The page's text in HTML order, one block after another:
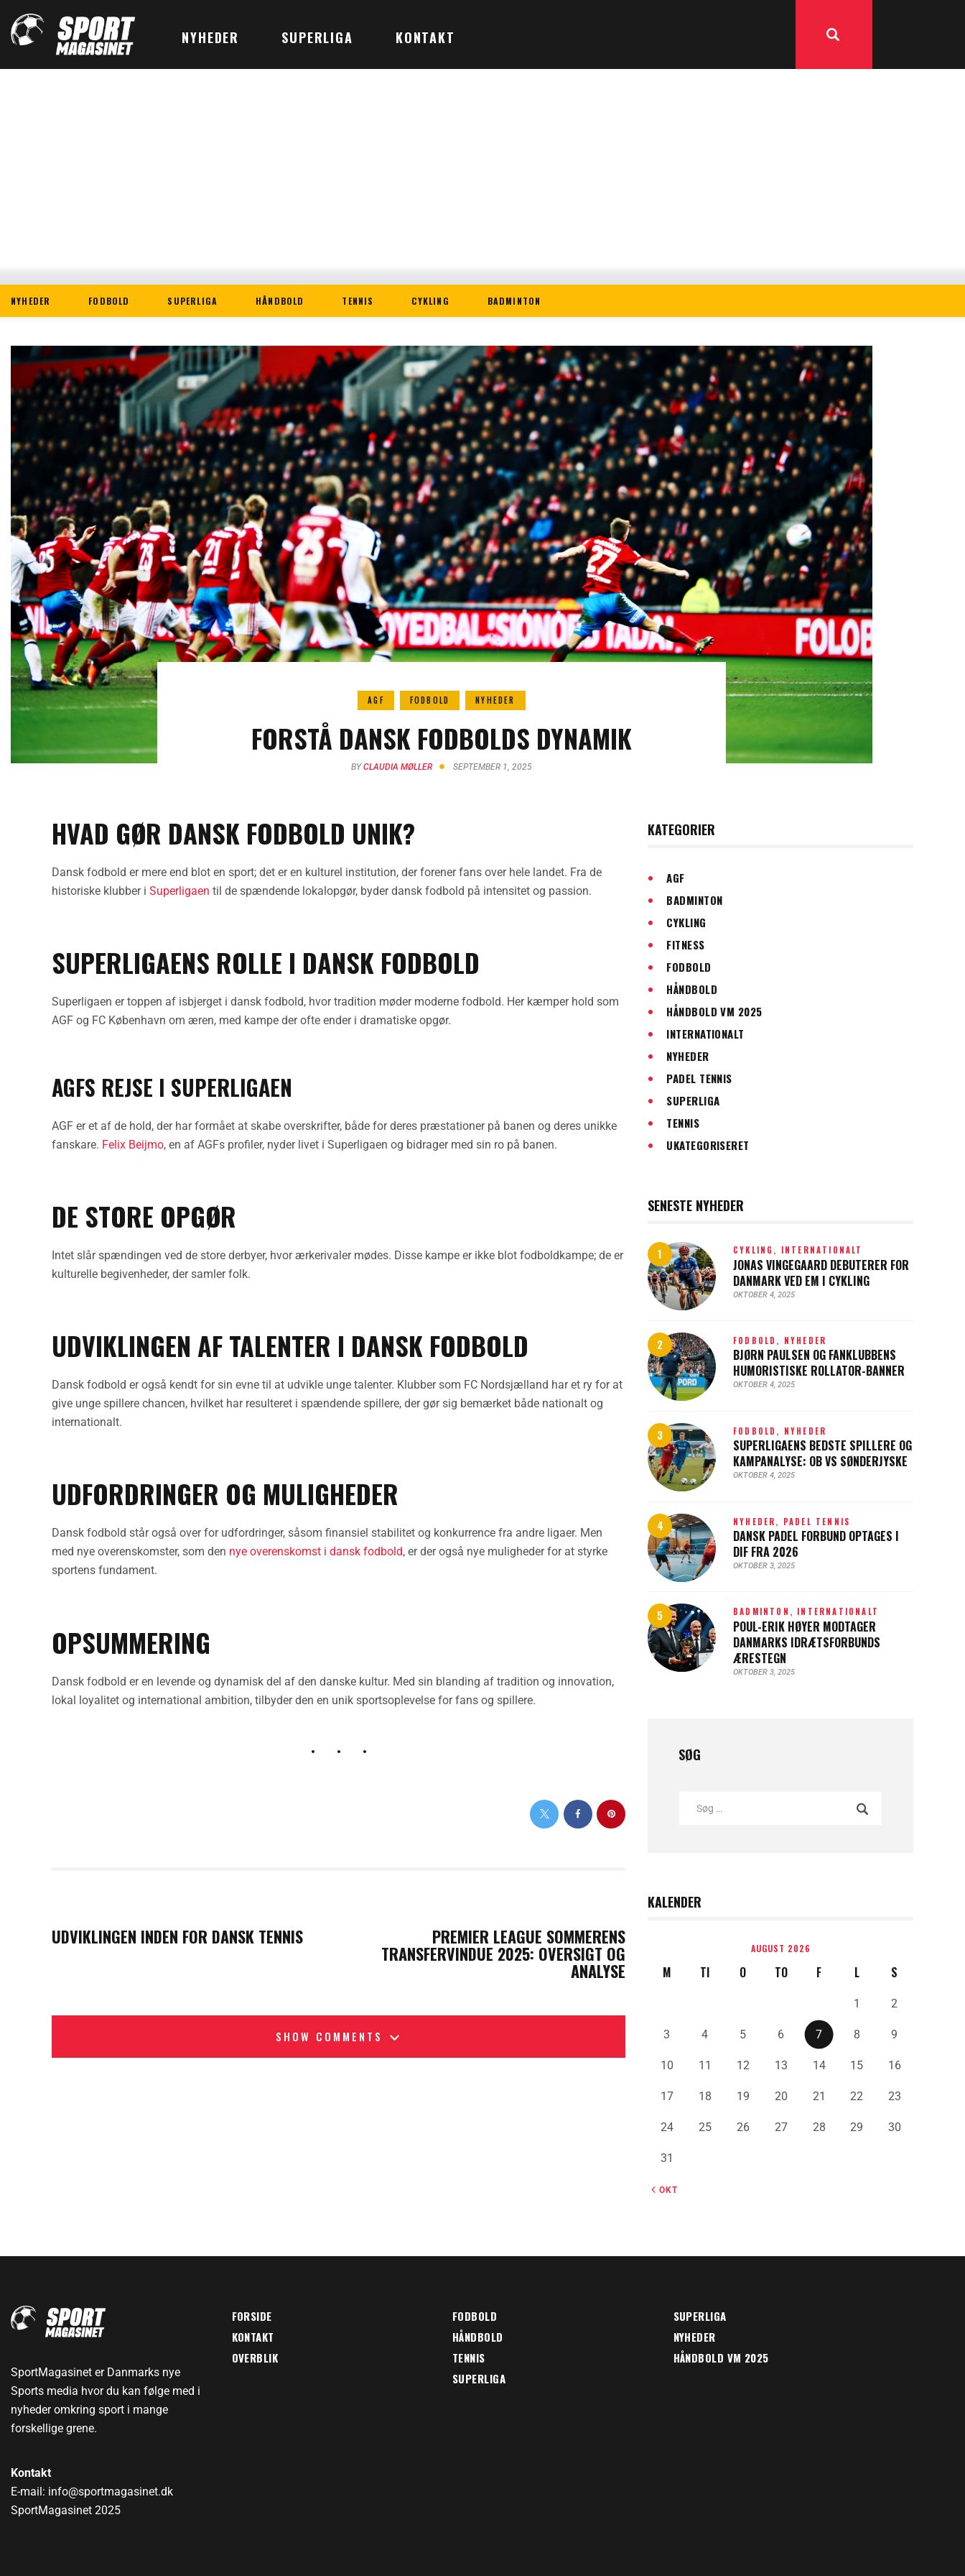
NYHEDER SUPERLIGA KONTAKT
NYHEDER FODBOLD SUPERLIGA HÅNDBOLD TENNIS CYKLING BADMINTON
AGF FODBOLD NYHEDER
FORSTÅ DANSK FODBOLDS DYNAMIK
BYCLAUDIA MØLLER SEPTEMBER 1, 2025
HVAD GØR DANSK FODBOLD UNIK?
Dansk fodbold er mere end blot en sport; det er en kulturel institution, der forener fans over hele landet. Fra de
historiske klubber i Superligaen til de spændende lokalopgør, byder dansk fodbold på intensitet og passion.
SUPERLIGAENS ROLLE I DANSK FODBOLD
Superligaen er toppen af isbjerget i dansk fodbold, hvor tradition møder moderne fodbold. Her kæmper hold som
AGF og FC København om æren, med kampe der ofte ender i dramatiske opgør.
AGFS REJSE I SUPERLIGAEN
AGF er et af de hold, der har formået at skabe overskrifter, både for deres præstationer på banen og deres unikke
fanskare. Felix Beijmo, en af AGFs profiler, nyder livet i Superligaen og bidrager med sin ro på banen.
DE STORE OPGØR
Intet slår spændingen ved de store derbyer, hvor ærkerivaler mødes. Disse kampe er ikke blot fodboldkampe; de er
kulturelle begivenheder, der samler folk.
UDVIKLINGEN AF TALENTER I DANSK FODBOLD
Dansk fodbold er også kendt for sin evne til at udvikle unge talenter. Klubber som FC Nordsjælland har et ry for at
give unge spillere chancen, hvilket har resulteret i spændende spillere, der gør sig bemærket både nationalt og
internationalt.
UDFORDRINGER OG MULIGHEDER
Dansk fodbold står også over for udfordringer, såsom finansiel stabilitet og konkurrence fra andre ligaer. Men
med nye overenskomster, som den nye overenskomst i dansk fodbold, er der også nye muligheder for at styrke
sportens fundament.
OPSUMMERING
Dansk fodbold er en levende og dynamisk del af den danske kultur. Med sin blanding af tradition og innovation,
lokal loyalitet og international ambition, tilbyder den en unik sportsoplevelse for fans og spillere.
UDVIKLINGEN INDEN FOR DANSK TENNIS PREMIER LEAGUE SOMMERENS
TRANSFERVINDUE 2025: OVERSIGT OG
ANALYSE
SHOW COMMENTS
KATEGORIER
AGF
BADMINTON
CYKLING
FITNESS
FODBOLD
HÅNDBOLD
HÅNDBOLD VM 2025
INTERNATIONALT
NYHEDER
PADEL TENNIS
SUPERLIGA
TENNIS
UKATEGORISERET
SENESTE NYHEDER
CYKLING, INTERNATIONALT
JONAS VINGEGAARD DEBUTERER FOR
DANMARK VED EM I CYKLING
OKTOBER 4, 2025
FODBOLD, NYHEDER
BJØRN PAULSEN OG FANKLUBBENS
HUMORISTISKE ROLLATOR-BANNER
OKTOBER 4, 2025
FODBOLD, NYHEDER
SUPERLIGAENS BEDSTE SPILLERE OG
KAMPANALYSE: OB VS SØNDERJYSKE
OKTOBER 4, 2025
NYHEDER, PADEL TENNIS
DANSK PADEL FORBUND OPTAGES I
DIF FRA 2026
OKTOBER 3, 2025
BADMINTON, INTERNATIONALT
POUL-ERIK HØYER MODTAGER
DANMARKS IDRÆTSFORBUNDS
ÆRESTEGN
OKTOBER 3, 2025
SØG
KALENDER
AUGUST 2026
M TI O TO F L S
1 2
3 4 5 6 7 8 9
10 11 12 13 14 15 16
17 18 19 20 21 22 23
24 25 26 27 28 29 30
31
« OKT
SportMagasinet er Danmarks nye
Sports media hvor du kan følge med i
nyheder omkring sport i mange
forskellige grene.
Kontakt
E-mail: info@sportmagasinet.dk
SportMagasinet 2025
FORSIDE
KONTAKT
OVERBLIK
FODBOLD
HÅNDBOLD
TENNIS
SUPERLIGA
SUPERLIGA
NYHEDER
HÅNDBOLD VM 2025